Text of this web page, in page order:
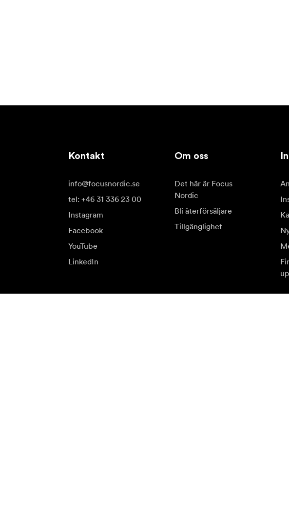
Kontakt
info@focusnordic.se
tel: +46 31 336 23 00
Instagram
Facebook
YouTube
LinkedIn
Om oss
Det här är Focus
Nordic
Bli återförsäljare
Tillgänglighet